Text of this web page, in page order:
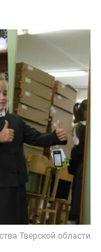
Тверской области